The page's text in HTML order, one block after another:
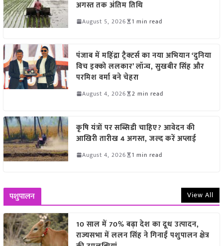
अगस्त तक अंतिम तिथि
August 5, 2026 1 min read
पंजाब में महिंद्रा ट्रैक्टर्स का नया अभियान ‘दुनिया
विच इक्को ललकार’ लॉन्च, सुखबीर सिंह और
परमिश वर्मा बने चेहरा
August 4, 2026 2 min read
कृषि यंत्रों पर सब्सिडी चाहिए? आवेदन की
आखिरी तारीख 4 अगस्त, जल्द करें अप्लाई
August 4, 2026 1 min read
पशुपालन View All
10 साल में 70% बढ़ा देश का दूध उत्पादन,
राज्यसभा में ललन सिंह ने गिनाईं पशुपालन क्षेत्र